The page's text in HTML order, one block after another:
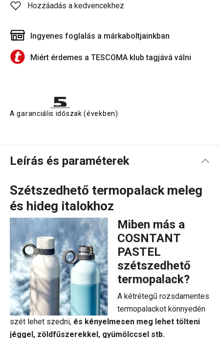
Hozzáadás a kedvencekhez
Ingyenes foglalás a márkaboltjainkban
Miért érdemes a TESCOMA klub tagjává válni
A garanciális időszak (években)
Leírás és paraméterek
Szétszedhető termopalack meleg
és hideg italokhoz
Miben más a
COSNTANT
PASTEL
szétszedhető
termopalack?
A kétrétegű rozsdamentes
termopalackot könnyedén
szét lehet szedni, és kényelmesen meg lehet tölteni
jéggel, zöldfűszerekkel, gyümölccsel stb.